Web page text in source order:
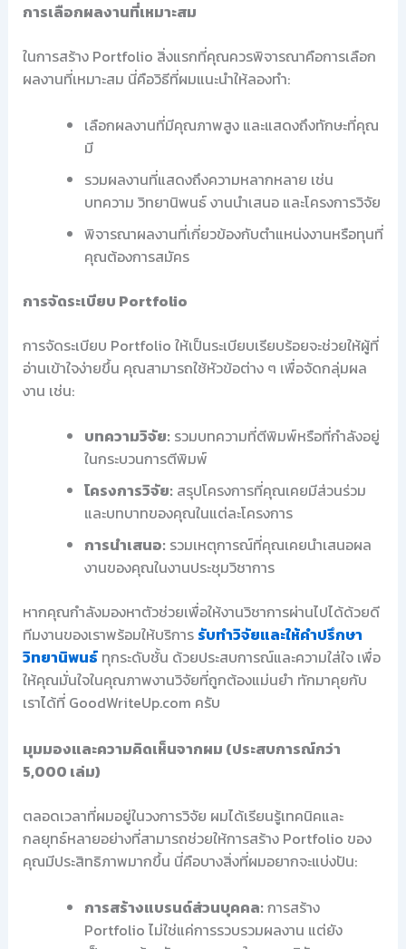
การเลือกผลงานที่เหมาะสม
ในการสร้าง Portfolio สิ่งแรกที่คุณควรพิจารณาคือการเลือก
ผลงานที่เหมาะสม นี่คือวิธีที่ผมแนะนำให้ลองทำ:
เลือกผลงานที่มีคุณภาพสูง และแสดงถึงทักษะที่คุณ
มี
รวมผลงานที่แสดงถึงความหลากหลาย เช่น
บทความ วิทยานิพนธ์ งานนำเสนอ และโครงการวิจัย
พิจารณาผลงานที่เกี่ยวข้องกับตำแหน่งงานหรือทุนที่
คุณต้องการสมัคร
การจัดระเบียบ Portfolio
การจัดระเบียบ Portfolio ให้เป็นระเบียบเรียบร้อยจะช่วยให้ผู้ที่
อ่านเข้าใจง่ายขึ้น คุณสามารถใช้หัวข้อต่าง ๆ เพื่อจัดกลุ่มผล
งาน เช่น:
บทความวิจัย: รวมบทความที่ตีพิมพ์หรือที่กำลังอยู่
ในกระบวนการตีพิมพ์
โครงการวิจัย: สรุปโครงการที่คุณเคยมีส่วนร่วม
และบทบาทของคุณในแต่ละโครงการ
การนำเสนอ: รวมเหตุการณ์ที่คุณเคยนำเสนอผล
งานของคุณในงานประชุมวิชาการ
หากคุณกำลังมองหาตัวช่วยเพื่อให้งานวิชาการผ่านไปได้ด้วยดี
ทีมงานของเราพร้อมให้บริการ รับทำวิจัยและให้คำปรึกษา
วิทยานิพนธ์ทุกระดับชั้น ด้วยประสบการณ์และความใส่ใจ เพื่อ
ให้คุณมั่นใจในคุณภาพงานวิจัยที่ถูกต้องแม่นยำ ทักมาคุยกับ
เราได้ที่ GoodWriteUp.com ครับ
มุมมองและความคิดเห็นจากผม (ประสบการณ์กว่า
5,000 เล่ม)
ตลอดเวลาที่ผมอยู่ในวงการวิจัย ผมได้เรียนรู้เทคนิคและ
กลยุทธ์หลายอย่างที่สามารถช่วยให้การสร้าง Portfolio ของ
คุณมีประสิทธิภาพมากขึ้น นี่คือบางสิ่งที่ผมอยากจะแบ่งปัน:
การสร้างแบรนด์ส่วนบุคคล: การสร้าง
Portfolio ไม่ใช่แค่การรวบรวมผลงาน แต่ยัง